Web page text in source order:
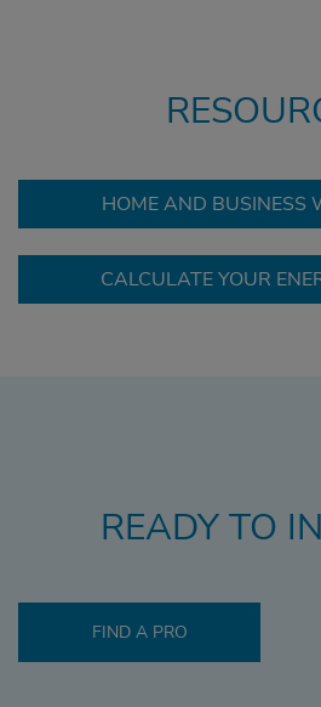
HOME AND BUSINESS
CALCULATE YOUR
READY TO
FIND A PRO